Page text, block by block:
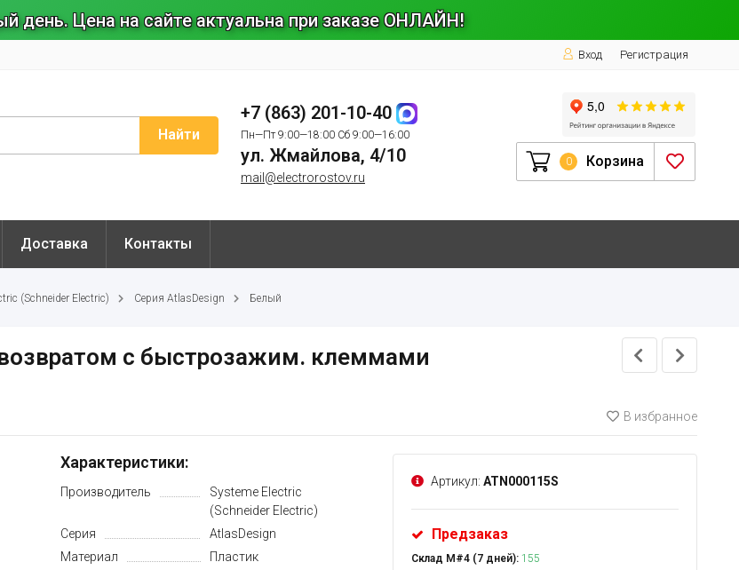
день. Цена на сайте актуальна при заказе ОНЛАЙН!
Вход Регистрация
Найти
+7 (863) 201-10-40
Пн—Пт 9:00—18:00 Сб 9:00—16:00
ул. Жмайлова, 4/10
mail@electrorostov.ru
0 Корзина
Доставка Контакты
(Schneider Electric) Серия AtlasDesign Белый
c быстрозажим. клеммами
В избранное
Характеристики:
Производитель
Systeme Electric
(Schneider Electric)
Серия
AtlasDesign
Материал
Пластик
Артикул: ATN000115S
Предзаказ
Склад М#4 (7 дней): 155